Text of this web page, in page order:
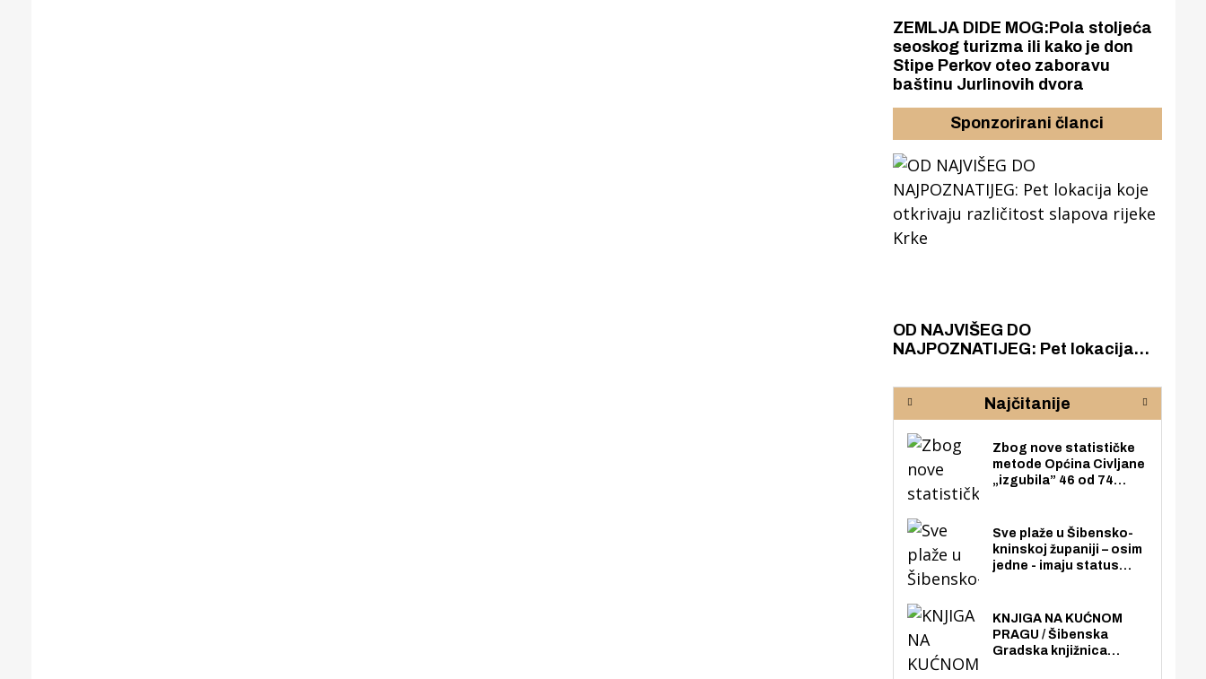
ZEMLJA DIDE MOG:Pola stoljeća
seoskog turizma ili kako je don
Stipe Perkov oteo zaboravu
baštinu Jurlinovih dvora
Sponzorirani članci
OD NAJVIŠEG DO
NAJPOZNATIJEG: Pet lokacija
rijeke Krke
Najčitanije
Zbog nove statističke
metode Općina Civljane
„izgubila” 46 od 74
nego radno sposobnih
osoba među svojih 170
stanovnika.
Sve plaže u Šibensko-
kninskoj županiji – osim
jedne - imaju status
općoj upotrebi. Pristup
je slobodan i besplatan
za sve građane i
KNJIGA NA KUĆNOM
PRAGU / Šibenska
Gradska knjižnica